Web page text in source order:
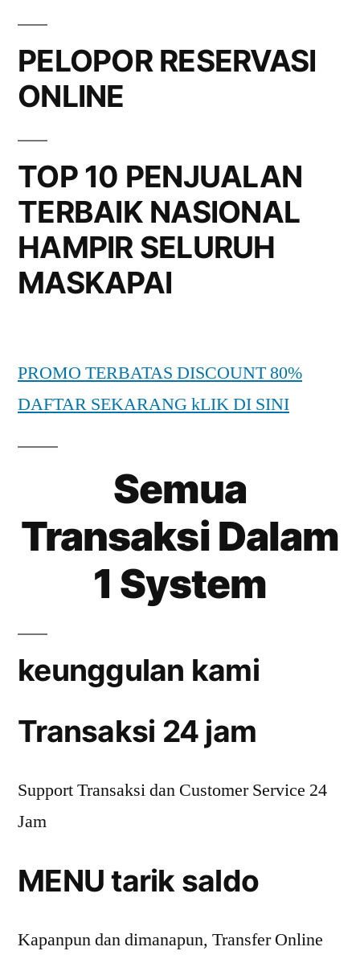
PELOPOR RESERVASI
ONLINE
TOP 10 PENJUALAN
TERBAIK NASIONAL
HAMPIR SELURUH
MASKAPAI
PROMO TERBATAS DISCOUNT 80%
DAFTAR SEKARANG kLIK DI SINI
Semua
Transaksi Dalam
1 System
keunggulan kami
Transaksi 24 jam
Support Transaksi dan Customer Service 24
Jam
MENU tarik saldo
Kapanpun dan dimanapun, Transfer Online